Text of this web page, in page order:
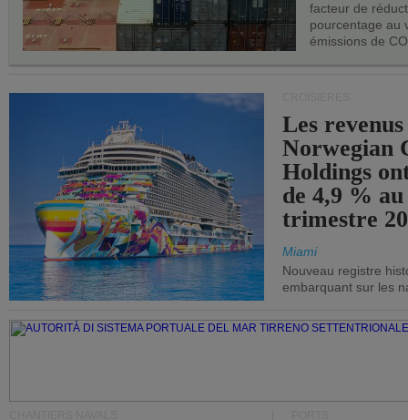
facteur de
pourcentage au
émissions de
Les
Norwegian
Holdings
de 4,9 %
trimestre
Miami
Nouveau registre
embarquant sur les